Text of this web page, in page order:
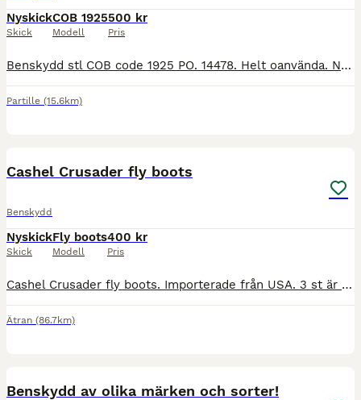
Nyskick
Skick
COB 1925
Modell
500 kr
Pris
Benskydd stl COB code 1925 PO. 14478. Helt oanvända. Nypris 929 kr. Inköpta i februari i år. Kan skickas till leveranskostnad.
Partille (15.6km)
Cashel Crusader fly boots
Benskydd
Nyskick
Skick
Fly boots
Modell
400 kr
Pris
Cashel Crusader fly boots. Importerade från USA. 3 st är provade 1 ggr i hagen. Lite lera medföljer. Märka med bokstäver för vilket ben vi satte de på. Dyra i inköp, mitt pris 400:- för alla.
Ätran (86.7km)
Benskydd av olika märken och sorter!